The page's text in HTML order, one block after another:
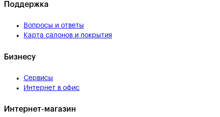
Поддержка
Вопросы и ответы
Карта салонов и покрытия
Бизнесу
Сервисы
Интернет в офис
Интернет-магазин